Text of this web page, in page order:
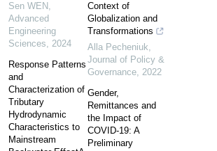
Sen WEN ,
Advanced
Engineering
Sciences, 2024
Response Patterns
and
Characterization of
Tributary
Hydrodynamic
Characteristics to
Mainstream
Context of
Globalization and
Transformations
Alla Pecheniuk,
Journal of Policy &
Governance, 2022
Gender,
Remittances and
the Impact of
COVID-19: A
Preliminary